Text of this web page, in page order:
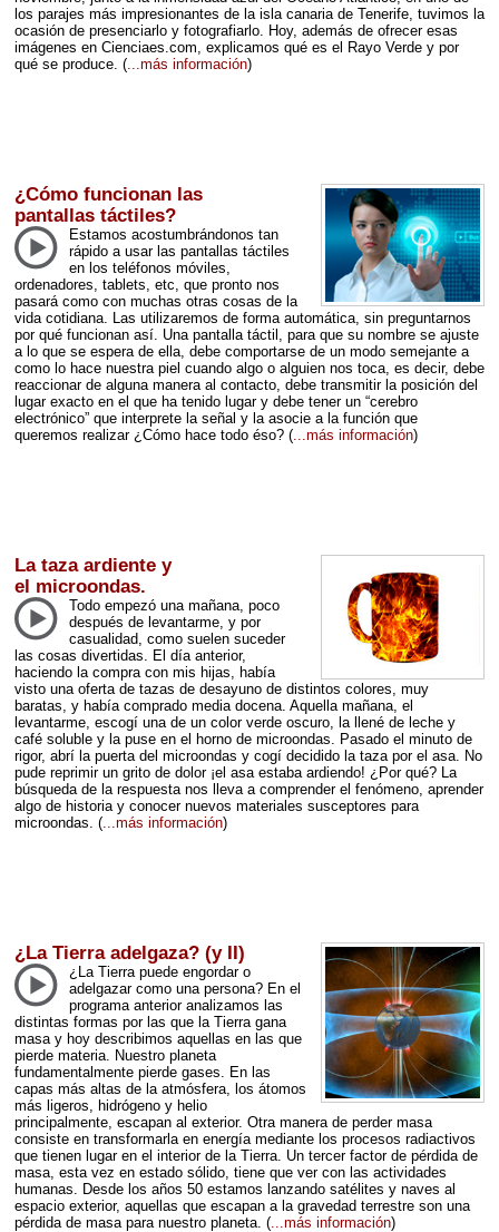
los parajes más impresionantes de la isla canaria de Tenerife, tuvimos la
ocasión de presenciarlo y fotografiarlo. Hoy, además de ofrecer esas
imágenes en Cienciaes.com, explicamos qué es el Rayo Verde y por
qué se produce. (...más información)
¿Cómo funcionan las
pantallas táctiles?
Estamos acostumbrándonos tan
rápido a usar las pantallas táctiles
en los teléfonos móviles,
ordenadores, tablets, etc, que pronto nos
pasará como con muchas otras cosas de la
vida cotidiana. Las utilizaremos de forma automática, sin preguntarnos
por qué funcionan así. Una pantalla táctil, para que su nombre se ajuste
a lo que se espera de ella, debe comportarse de un modo semejante a
como lo hace nuestra piel cuando algo o alguien nos toca, es decir, debe
reaccionar de alguna manera al contacto, debe transmitir la posición del
lugar exacto en el que ha tenido lugar y debe tener un “cerebro
electrónico” que interprete la señal y la asocie a la función que
queremos realizar ¿Cómo hace todo éso? (...más información)
La taza ardiente y
el microondas.
Todo empezó una mañana, poco
después de levantarme, y por
casualidad, como suelen suceder
las cosas divertidas. El día anterior,
haciendo la compra con mis hijas, había
visto una oferta de tazas de desayuno de distintos colores, muy
baratas, y había comprado media docena. Aquella mañana, el
levantarme, escogí una de un color verde oscuro, la llené de leche y
café soluble y la puse en el horno de microondas. Pasado el minuto de
rigor, abrí la puerta del microondas y cogí decidido la taza por el asa. No
pude reprimir un grito de dolor ¡el asa estaba ardiendo! ¿Por qué? La
búsqueda de la respuesta nos lleva a comprender el fenómeno, aprender
algo de historia y conocer nuevos materiales susceptores para
microondas. (...más información)
¿La Tierra adelgaza? (y II)
¿La Tierra puede engordar o
adelgazar como una persona? En el
programa anterior analizamos las
distintas formas por las que la Tierra gana
masa y hoy describimos aquellas en las que
pierde materia. Nuestro planeta
fundamentalmente pierde gases. En las
capas más altas de la atmósfera, los átomos
más ligeros, hidrógeno y helio
principalmente, escapan al exterior. Otra manera de perder masa
consiste en transformarla en energía mediante los procesos radiactivos
que tienen lugar en el interior de la Tierra. Un tercer factor de pérdida de
masa, esta vez en estado sólido, tiene que ver con las actividades
humanas. Desde los años 50 estamos lanzando satélites y naves al
espacio exterior, aquellas que escapan a la gravedad terrestre son una
pérdida de masa para nuestro planeta. (...más información)